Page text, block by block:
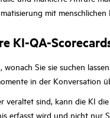
mit
KI-QA-
wonach Sie sie suchen
in der Konversation
veraltet sind, kann die KI
erfasst wird und nicht nur